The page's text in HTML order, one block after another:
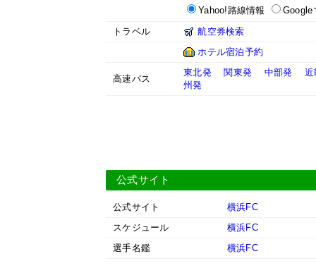
Yahoo!路線情報
Google
トラベル
航空券検索
ホテル宿泊予約
高速バス
東北発 関東発 中部発
近
州発
公式サイト
公式サイト
横浜FC
スケジュール
横浜FC
選手名鑑
横浜FC